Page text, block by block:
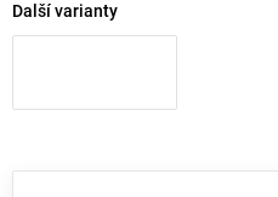
Další varianty